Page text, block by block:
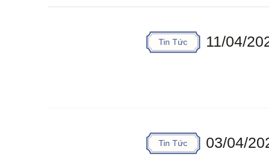
Tin Tức 11/04/
Tin Tức 03/04/